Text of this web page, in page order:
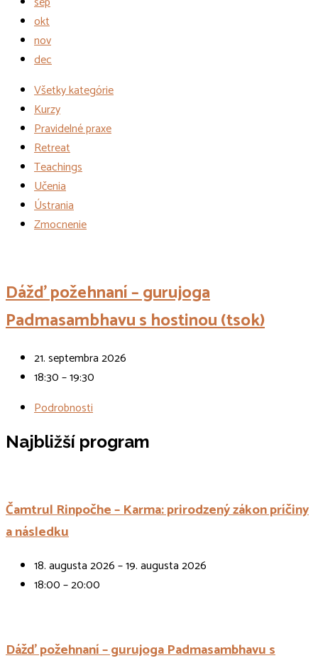
okt
nov
dec
Všetky kategórie
Kurzy
Pravidelné praxe
Retreat
Teachings
Učenia
Ústrania
Zmocnenie
Dážď požehnaní – gurujoga
Padmasambhavu s hostinou (tsok)
21. septembra 2026
18:30 – 19:30
Podrobnosti
Najbližší program
Čamtrul Rinpočhe – Karma: prirodzený zákon príčiny
a následku
18. augusta 2026 – 19. augusta 2026
18:00 – 20:00
Dážď požehnaní – gurujoga Padmasambhavu s